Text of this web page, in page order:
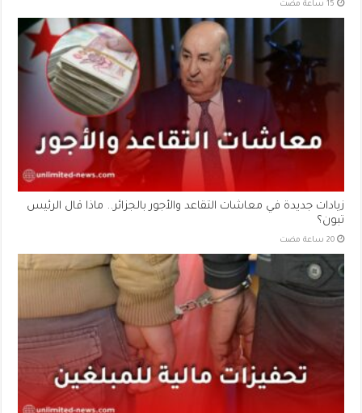
زيادات جديدة في معاشات التقاعد والأجور بالجزائر.. ماذا قال الرئيس
تبون؟
‏20 ساعة مضت